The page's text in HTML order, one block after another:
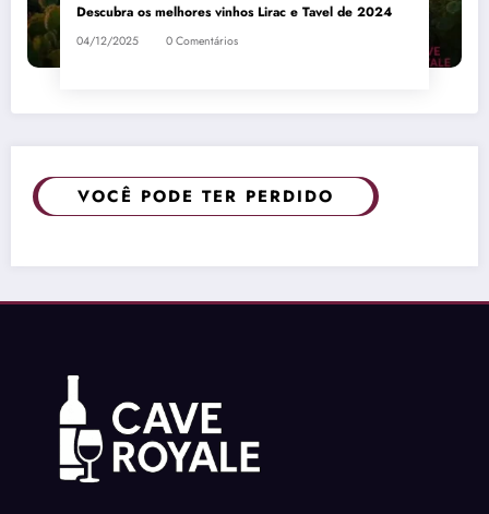
Descubra os melhores vinhos Lirac e Tavel de 2024
04/12/2025 0 Comentários
VOCÊ PODE TER PERDIDO